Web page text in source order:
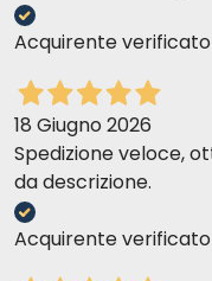
Acquirente verificato
18 Giugno 2026
Spedizione veloce,
da descrizione.
Acquirente verificato